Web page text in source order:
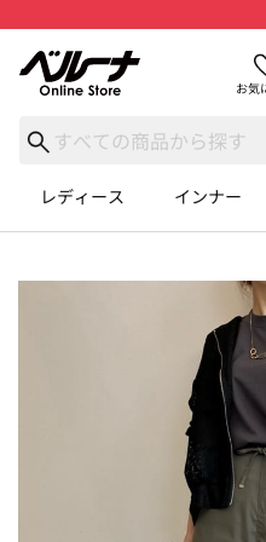
お気
レディース インナー